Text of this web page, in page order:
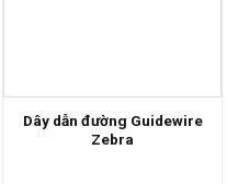
Dây dẫn đường Guidewire
Zebra